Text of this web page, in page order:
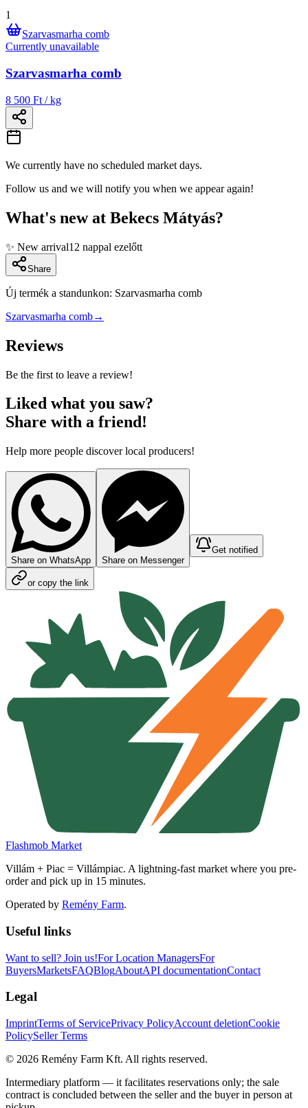
1
Szarvasmarha comb
Currently unavailable
Szarvasmarha comb
8 500 Ft / kg
We currently have no scheduled market days.
Follow us and we will notify you when we appear again!
What's new at Bekecs Mátyás?
✨ New arrival12 nappal ezelőtt
Share
Új termék a standunkon: Szarvasmarha comb
Szarvasmarha comb→
Reviews
Be the first to leave a review!
Liked what you saw?
Share with a friend!
Help more people discover local producers!
Share on WhatsApp Share on Messenger
Get notified
or copy the link
Flashmob Market
Villám + Piac = Villámpiac. A lightning-fast market where you pre-
order and pick up in 15 minutes.
Operated by Remény Farm.
Useful links
Want to sell? Join us!For Location ManagersFor
BuyersMarketsFAQBlogAboutAPI documentationContact
Legal
ImprintTerms of ServicePrivacy PolicyAccount deletionCookie
PolicySeller Terms
© 2026 Remény Farm Kft. All rights reserved.
Intermediary platform — it facilitates reservations only; the sale
contract is concluded between the seller and the buyer in person at